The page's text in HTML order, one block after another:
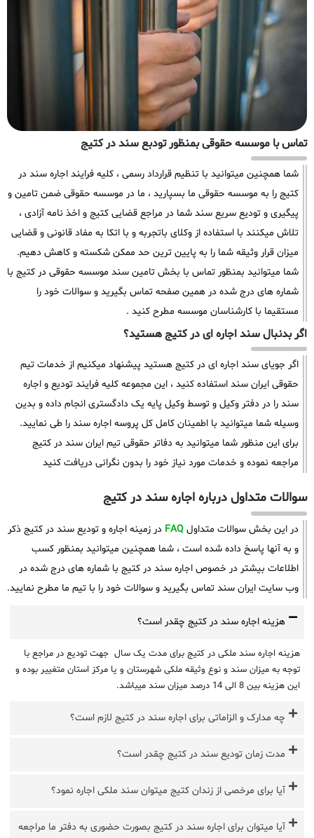
تماس با موسسه حقوقی بمنظور تودبع سند در کتیج
شما همچنین میتوانید با تنظیم قرارداد رسمی ، کلیه فرایند اجاره سند در
کتیج را به موسسه حقوقی ما بسپارید ، ما در موسسه حقوقی ضمن تامین و
پیگیری و تودیع سریع سند شما در مراجع قضایی کتیج و اخذ نامه آزادی ،
تلاش میکنند با استفاده از وکلای باتجربه و با اتکا به مفاد قانونی و قضایی
میزان قرار وثیقه شما را به پایین ترین حد ممکن شکسته و کاهش دهیم.
شما میتوانید بمنظور تماس با بخش تامین سند موسسه حقوقی در کتیج با
شماره های درج شده در همین صفحه تماس بگیرید و سوالات خود را
مستقیما با کارشناسان موسسه مطرح کنید .
اگر بدنبال سند اجاره ای در کتیج هستید؟
اگر جویای سند اجاره ای در کتیج هستید پیشنهاد میکنیم از خدمات تیم
حقوقی ایران سند استفاده کنید ، این مجموعه کلیه فرایند تودیع و اجاره
سند را در دفتر وکیل و توسط وکیل پایه یک دادگستری انجام داده و بدین
وسیله شما میتوانید با اطمینان کامل کل پروسه اجاره سند را طی نمایید.
برای این منظور شما میتوانید به دفاتر حقوقی تیم ایران سند در کتیج
مراجعه نموده و خدمات مورد نیاز خود را بدون نگرانی دریافت کنید
سوالات متداول درباره اجاره سند در کتیج
در این بخش سوالات متداول FAQ در زمینه اجاره و تودیع سند در کتیج ذکر
و به آنها پاسخ داده شده است ، شما همچنین میتوانید بمنظور کسب
اطلاعات بیشتر در خصوص اجاره سند در کتیج با شماره های درج شده در
وب سایت ایران سند تماس بگیرید و سوالات خود را با تیم ما مطرح نمایید.
هزینه اجاره سند در کتیج چقدر است؟
هزینه اجاره سند ملکی در کتیج برای مدت یک سال جهت تودیع در مراجع با
توجه به میزان سند و نوع وثیقه ملکی شهرستان و یا مرکز استان متغییر بوده و
این هزینه بین 8 الی 14 درصد میزان سند میباشد.
چه مدارک و الزاماتی برای اجاره سند در کتیج لازم است؟
مدت زمان تودیع سند در کتیج چقدر است؟
آیا برای مرخصی از زندان کتیج میتوان سند ملکی اجاره نمود؟
آیا میتوان برای اجاره سند در کتیج بصورت حضوری به دفتر ما مراجعه